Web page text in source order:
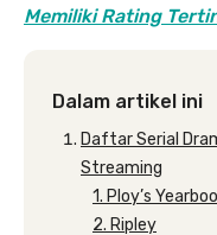
Memiliki Rating
Dalam artikel ini
Daftar Serial
Streaming
1. Ploy’s
2. Ripley